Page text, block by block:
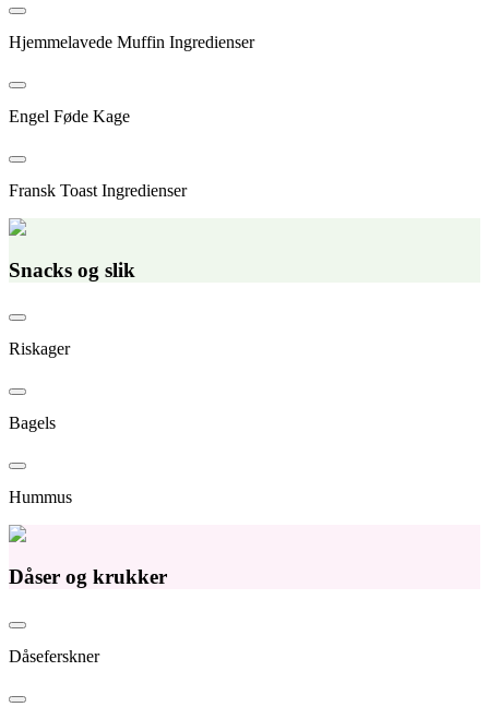
Hjemmelavede Muffin Ingredienser
Engel Føde Kage
Fransk Toast Ingredienser
Snacks og slik
Riskager
Bagels
Hummus
Dåser og krukker
Dåseferskner